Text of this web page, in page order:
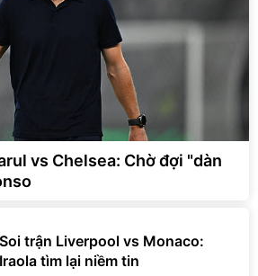
vs Chelsea: Chờ đợi "dàn
Soi trận Liverpool vs Monaco:
Iraola tìm lại niềm tin